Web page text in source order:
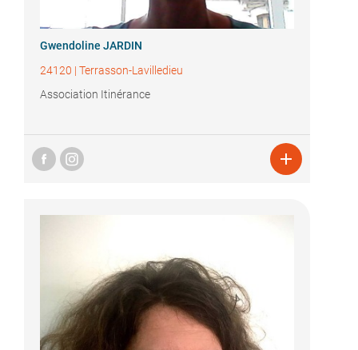
Gwendoline JARDIN
24120 | Terrasson-Lavilledieu
Association Itinérance
